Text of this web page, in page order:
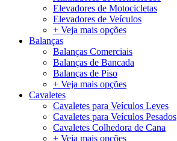
Elevadores de Motocicletas
Elevadores de Veículos
+ Veja mais opções
Balanças
Balanças Comerciais
Balanças de Bancada
Balanças de Piso
+ Veja mais opções
Cavaletes
Cavaletes para Veículos Leves
Cavaletes para Veículos Pesados
Cavaletes Colhedora de Cana
+ Veja mais opções